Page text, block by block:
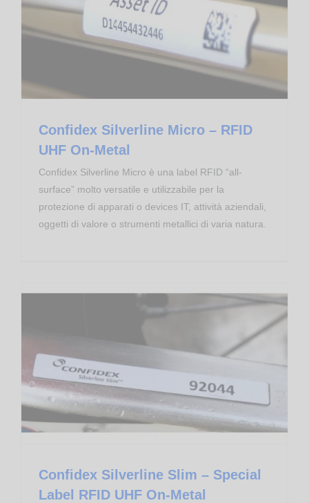
Confidex Silverline Micro – RFID
UHF On-Metal
Confidex Silverline Micro è una label RFID “all-
surface” molto versatile e utilizzabile per la
protezione di apparati o devices IT, attività aziendali,
oggetti di valore o strumenti metallici di varia natura.
Confidex Silverline Slim – Special
Label RFID UHF On-Metal